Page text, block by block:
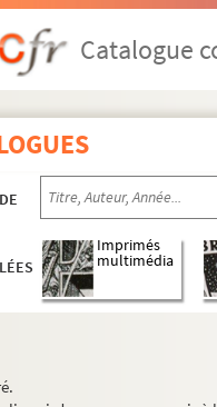
Catalogue
Imprimés
multimédia